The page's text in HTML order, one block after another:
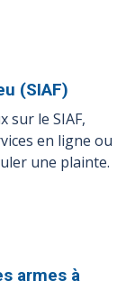
(SIAF)
sur le SIAF,
en ligne ou
une plainte.
armes à